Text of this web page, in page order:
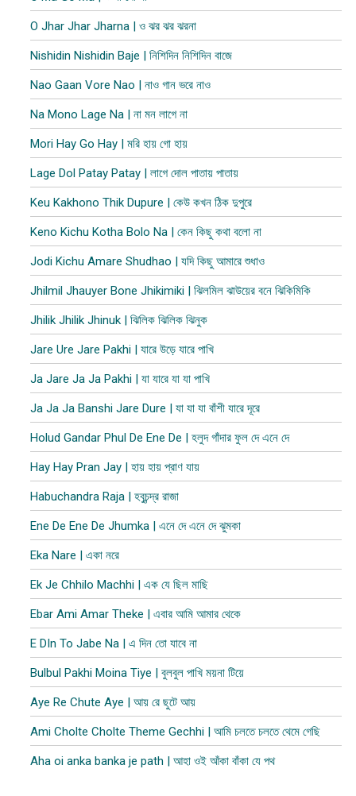
O Jhar Jhar Jharna | ও ঝর ঝর ঝরনা
Nishidin Nishidin Baje | নিশিদিন নিশিদিন বাজে
Nao Gaan Vore Nao | নাও গান ভরে নাও
Na Mono Lage Na | না মন লাগে না
Mori Hay Go Hay | মরি হায় গো হায়
Lage Dol Patay Patay | লাগে দোল পাতায় পাতায়
Keu Kakhono Thik Dupure | কেউ কখন ঠিক দুপুরে
Keno Kichu Kotha Bolo Na | কেন কিছু কথা বলো না
Jodi Kichu Amare Shudhao | যদি কিছু আমারে শুধাও
Jhilmil Jhauyer Bone Jhikimiki | ঝিলমিল ঝাউয়ের বনে ঝিকিমিকি
Jhilik Jhilik Jhinuk | ঝিলিক ঝিলিক ঝিনুক
Jare Ure Jare Pakhi | যারে উড়ে যারে পাখি
Ja Jare Ja Ja Pakhi | যা যারে যা যা পাখি
Ja Ja Ja Banshi Jare Dure | যা যা যা বাঁশী যারে দূরে
Holud Gandar Phul De Ene De | হলুদ গাঁদার ফুল দে এনে দে
Hay Hay Pran Jay | হায় হায় প্রাণ যায়
Habuchandra Raja | হবুচন্দ্র রাজা
Ene De Ene De Jhumka | এনে দে এনে দে ঝুমকা
Eka Nare | একা নরে
Ek Je Chhilo Machhi | এক যে ছিল মাছি
Ebar Ami Amar Theke | এবার আমি আমার থেকে
E DIn To Jabe Na | এ দিন তো যাবে না
Bulbul Pakhi Moina Tiye | বুলবুল পাখি ময়না টিয়ে
Aye Re Chute Aye | আয় রে ছুটে আয়
Ami Cholte Cholte Theme Gechhi | আমি চলতে চলতে থেমে গেছি
Aha oi anka banka je path | আহা ওই আঁকা বাঁকা যে পথ